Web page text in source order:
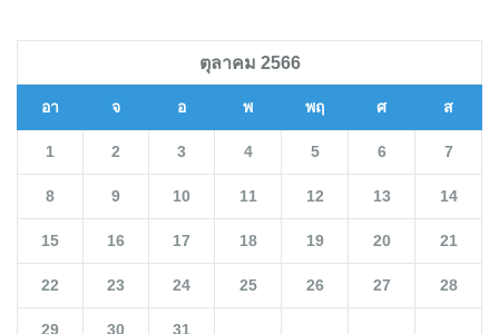
ตุลาคม 2566
อา จ อ พ พฤ ศ ส
1 2 3 4 5 6 7
8 9 10 11 12 13 14
15 16 17 18 19 20 21
22 23 24 25 26 27 28
29 30 31